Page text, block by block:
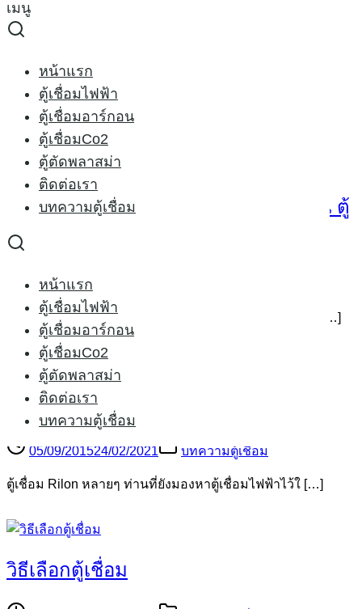
Skip
to
เมนู
หน้าแรก
ตู้เชื่อมไฟฟ้า
ตู้เชื่อมอาร์กอน
ตู้เชื่อมCo2
ตู้ตัดพลาสม่า
ติดต่อเรา
บทความตู้เชื่อม
หน้าแรก
ตู้เชื่อมไฟฟ้า
ตู้เชื่อมอาร์กอน
ตู้เชื่อมCo2
ตู้ตัดพลาสม่า
ติดต่อเรา
บทความตู้เชื่อม
Search
เครื่องเชื่อมไฟฟ้า
เครื่องเชื่อมไฟฟ้า
ตู้เชื่อมไฟฟ้า ยี่ห้อไหนดี ตู้เชื่อมอาร์กอน ตู้
เชื่อมco2 แบบไหนดี 2568
07/10/2015
การเลือก ตู้เชื่อมไฟฟ้า ARC MMA ตู้เชื่อมอาร์กอน TIG ตู […]
5 เหตุผลที่คุณควรเลือก ตู้เชื่อม Rilon
05/09/201524/02/2021 บทความตู้เชื่อม
ตู้เชื่อม Rilon หลายๆ ท่านที่ยังมองหาตู้เชื่อมไฟฟ้าไว้ใ […]
วิธีเลือกตู้เชื่อม